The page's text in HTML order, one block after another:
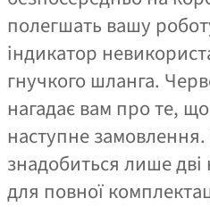
полегшать вашу
індикатор
гнучкого шланга.
нагадає вам про те,
наступне
знадобиться лише дві
для повної